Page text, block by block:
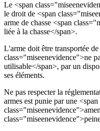
Le <span
le droit de <span
arme de chasse <span
liée à la chasse</span>.
L'arme doit être transportée
class="miseenevidence">ne
utilisable</span>, par un
ses éléments.
Ne pas respecter la
armes est punie par une <span